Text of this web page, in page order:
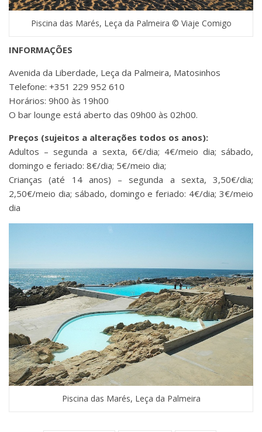
Piscina das Marés, Leça da Palmeira © Viaje Comigo
INFORMAÇÕES
Avenida da Liberdade, Leça da Palmeira, Matosinhos
Telefone: +351 229 952 610
Horários: 9h00 às 19h00
O bar lounge está aberto das 09h00 às 02h00.
Preços (sujeitos a alterações todos os anos):
Adultos – segunda a sexta, 6€/dia; 4€/meio dia; sábado,
domingo e feriado: 8€/dia; 5€/meio dia;
Crianças (até 14 anos) – segunda a sexta, 3,50€/dia;
2,50€/meio dia; sábado, domingo e feriado: 4€/dia; 3€/meio
dia
Piscina das Marés, Leça da Palmeira